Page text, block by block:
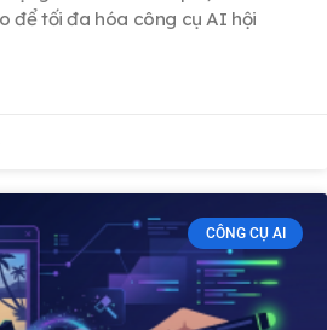
để tối đa hóa công cụ AI hội
CÔNG CỤ AI